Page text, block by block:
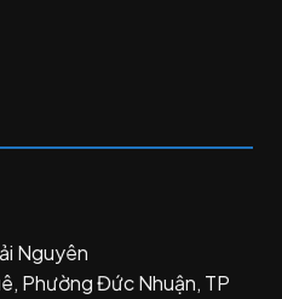
Nguyên
Phường Đức Nhuận, TP